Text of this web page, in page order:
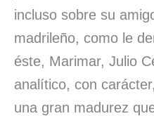
incluso sobre su
madrileño, como le
éste, Marimar, Julio
analítico, con
una gran madurez